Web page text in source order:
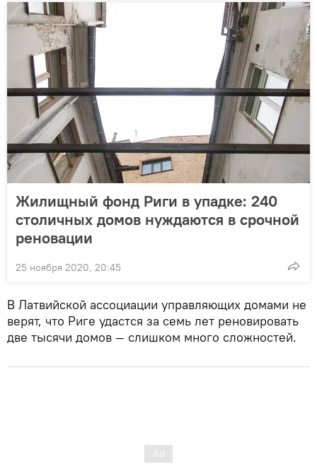
Жилищный фонд Риги в упадке: 240
столичных домов нуждаются в срочной
реновации
25 ноября 2020, 20:45
В Латвийской ассоциации управляющих домами не
верят, что Риге удастся за семь лет реновировать
две тысячи домов — слишком много сложностей.